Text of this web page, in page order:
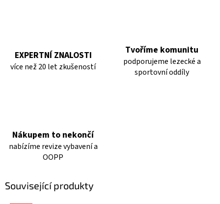
EXPERTNÍ ZNALOSTI
více než 20 let zkušeností
Tvoříme komunitu
podporujeme lezecké a
sportovní oddíly
Nákupem to nekončí
nabízíme revize vybavení a
OOPP
Související produkty